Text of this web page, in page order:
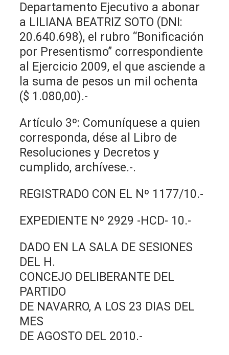
Departamento Ejecutivo a abonar
a LILIANA BEATRIZ SOTO (DNI:
20.640.698), el rubro “Bonificación
por Presentismo” correspondiente
al Ejercicio 2009, el que asciende a
la suma de pesos un mil ochenta
($ 1.080,00).-
Artículo 3º: Comuníquese a quien
corresponda, dése al Libro de
Resoluciones y Decretos y
cumplido, archívese.-.
REGISTRADO CON EL Nº 1177/10.-
EXPEDIENTE Nº 2929 -HCD- 10.-
DADO EN LA SALA DE SESIONES
DEL H.
CONCEJO DELIBERANTE DEL
PARTIDO
DE NAVARRO, A LOS 23 DIAS DEL
MES
DE AGOSTO DEL 2010.-